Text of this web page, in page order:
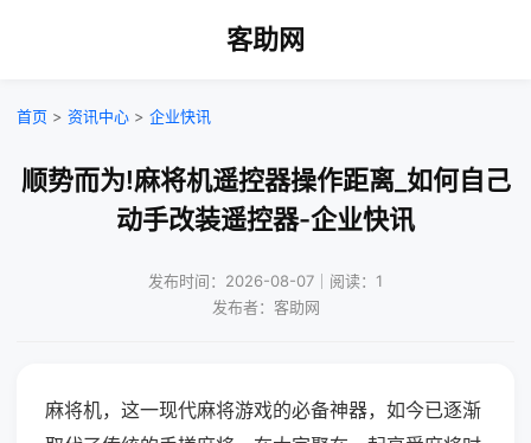
客助网
首页 > 资讯中心 > 企业快讯
顺势而为!麻将机遥控器操作距离_如何自己
动手改装遥控器-企业快讯
发布时间：2026-08-07｜阅读：1
发布者：客助网
麻将机，这一现代麻将游戏的必备神器，如今已逐渐